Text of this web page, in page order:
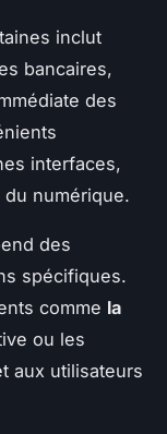
inclut
bancaires,
des
interfaces,
numérique.
des
spécifiques.
comme la
ou les
aux utilisateurs